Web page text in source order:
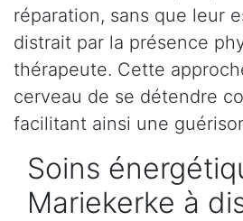
réparation, sans que leur
distrait par la présence
thérapeute. Cette
cerveau de se détendre
facilitant ainsi une
Soins
Mariekerke à